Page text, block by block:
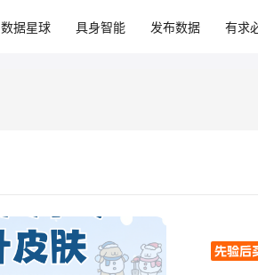
数据星球 具身智能 发布数据 有求